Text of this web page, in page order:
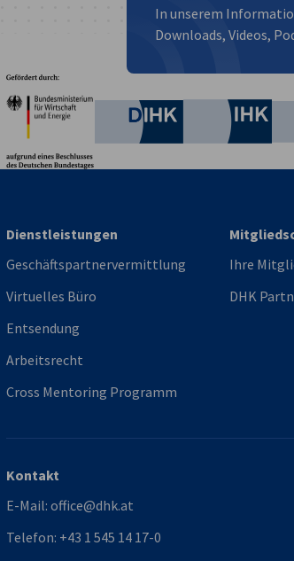
In unserem
Downloads, Videos,
Deutsche
Dienstleistungen
Geschäftspartnervermittlung
Virtuelles Büro
Entsendung
Arbeitsrecht
Cross Mentoring Programm
Ihre
DHK
Kontakt
E-Mail: office@dhk.at
Telefon: +43 1 545 14 17-0